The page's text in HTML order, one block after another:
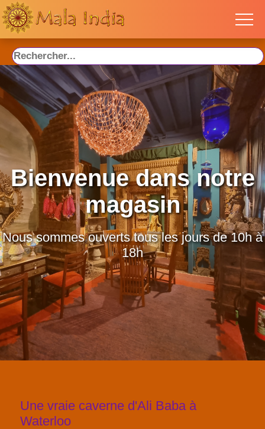
Bienvenue dans notre
magasin
Nous sommes ouverts tous les jours de 10h à
18h
Une vraie caverne d'Ali Baba à
Waterloo